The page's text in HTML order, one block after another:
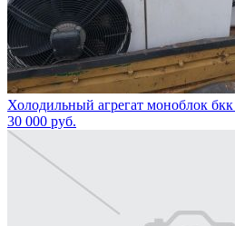
Холодильный агрегат моноблок
30 000 руб.